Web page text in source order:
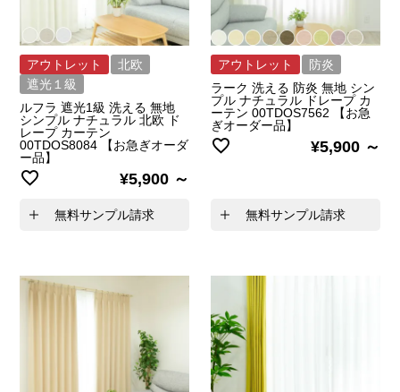
アウトレット
北欧
遮光１級
ルフラ 遮光1級 洗える 無地
シンプル ナチュラル 北欧 ド
レープ カーテン
00TDOS8084 【お急ぎオーダ
ー品】
¥5,900
無料サンプル請求
アウトレット
防炎
ラーク 洗える 防炎 無地 シン
プル ナチュラル ドレープ カ
ーテン 00TDOS7562 【お急
ぎオーダー品】
¥5,900
無料サンプル請求